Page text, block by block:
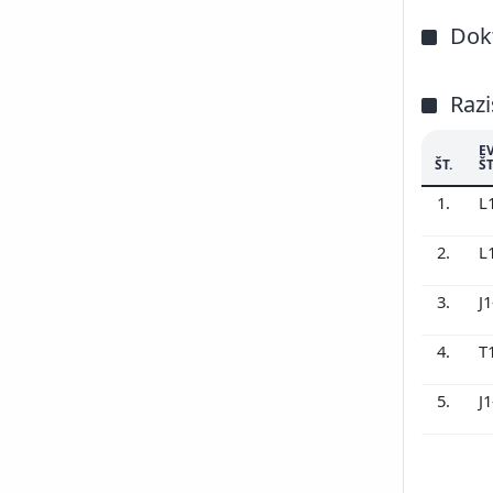
2003
ŠT.
1.
2.
3.
4.
5.